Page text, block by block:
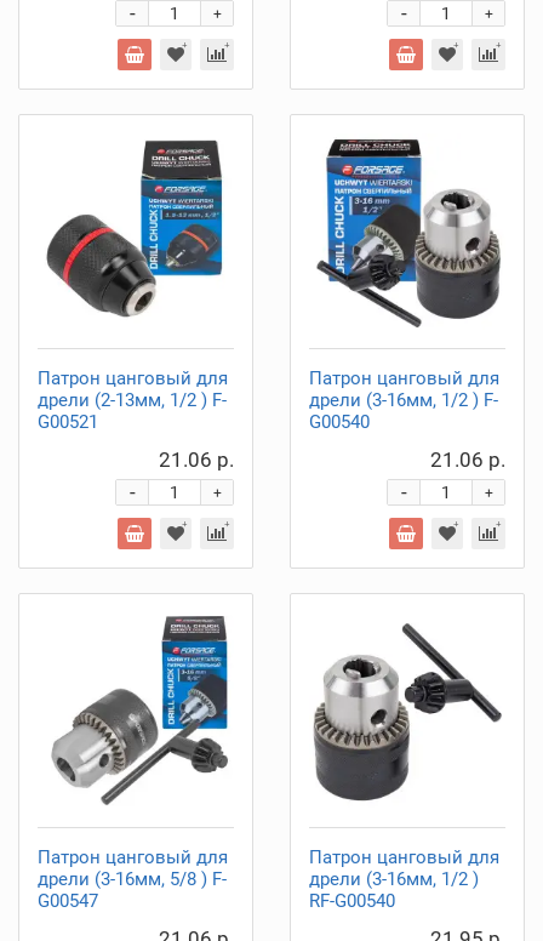
+
- +
-
Патрон цанговый для
дрели (2-13мм, 1/2 ) F-
G00521
21.06 р.
+
-
Патрон цанговый для
дрели (3-16мм, 1/2 ) F-
G00540
21.06 р.
+
-
Патрон цанговый для
дрели (3-16мм, 5/8 ) F-
G00547
Патрон цанговый для
дрели (3-16мм, 1/2 )
RF-G00540